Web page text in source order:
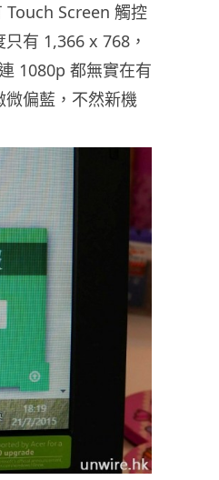
Touch Screen 觸控
有 1,366 x 768，
1080p 都無實在有
偏藍，不然新機